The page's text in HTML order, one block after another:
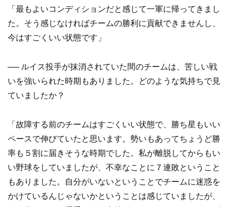
「最もよいコンディションだと感じて一軍に帰ってきまし
た。そう感じなければチームの勝利に貢献できませんし、
今はすごくいい状態です」
── ルイス投手が抹消されていた間のチームは、苦しい戦
いを強いられた時期もありました。どのような気持ちで見
ていましたか？
「故障する前のチームはすごくいい状態で、勝ち星もいい
ペースで伸びていたと思います。勢いもあってちょうど勝
率も５割に届きそうな時期でした。私が離脱してからもい
い野球をしていましたが、不幸なことに７連敗ということ
もありました。自分がいないということでチームに迷惑を
かけているんじゃないかということは感じていましたが、